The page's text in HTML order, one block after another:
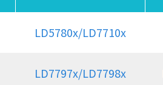
LD5780x/LD7710x
LD7797x/LD7798x